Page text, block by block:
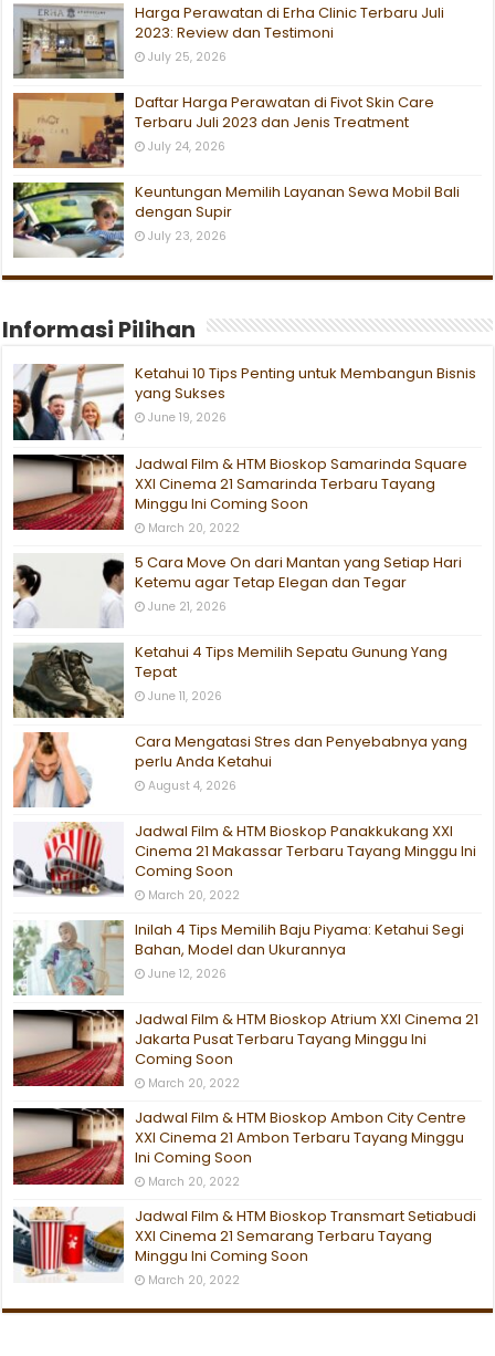
Harga Perawatan di Erha Clinic Terbaru Juli
2023: Review dan Testimoni
July 25, 2026
Daftar Harga Perawatan di Fivot Skin Care
Terbaru Juli 2023 dan Jenis Treatment
July 24, 2026
Keuntungan Memilih Layanan Sewa Mobil Bali
dengan Supir
July 23, 2026
Informasi Pilihan
Ketahui 10 Tips Penting untuk Membangun Bisnis
yang Sukses
June 19, 2026
Jadwal Film & HTM Bioskop Samarinda Square
XXI Cinema 21 Samarinda Terbaru Tayang
Minggu Ini Coming Soon
March 20, 2022
5 Cara Move On dari Mantan yang Setiap Hari
Ketemu agar Tetap Elegan dan Tegar
June 21, 2026
Ketahui 4 Tips Memilih Sepatu Gunung Yang
Tepat
June 11, 2026
Cara Mengatasi Stres dan Penyebabnya yang
perlu Anda Ketahui
August 4, 2026
Jadwal Film & HTM Bioskop Panakkukang XXI
Cinema 21 Makassar Terbaru Tayang Minggu Ini
Coming Soon
March 20, 2022
Inilah 4 Tips Memilih Baju Piyama: Ketahui Segi
Bahan, Model dan Ukurannya
June 12, 2026
Jadwal Film & HTM Bioskop Atrium XXI Cinema 21
Jakarta Pusat Terbaru Tayang Minggu Ini
Coming Soon
March 20, 2022
Jadwal Film & HTM Bioskop Ambon City Centre
XXI Cinema 21 Ambon Terbaru Tayang Minggu
Ini Coming Soon
March 20, 2022
Jadwal Film & HTM Bioskop Transmart Setiabudi
XXI Cinema 21 Semarang Terbaru Tayang
Minggu Ini Coming Soon
March 20, 2022